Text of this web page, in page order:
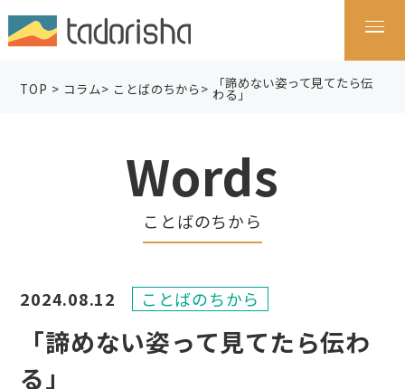
TOP > コラム> ことばのちから > 「諦めない姿って見てたら伝
わる」
Words
ことばのちから
「諦めない姿って見てたら伝わ
る」
2024.08.12 ことばのちから